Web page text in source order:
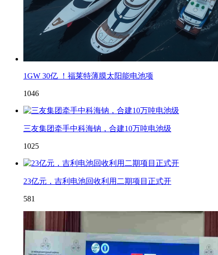
1GW 30亿 ！福莱特薄膜太阳能电池项
1046
三友集团牵手中科海钠，合建10万吨电池级
1025
23亿元，吉利电池回收利用二期项目正式开
581